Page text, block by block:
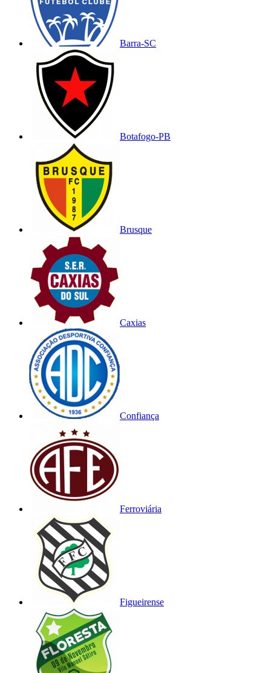
Barra-SC
Botafogo-PB
Brusque
Caxias
Confiança
Ferroviária
Figueirense